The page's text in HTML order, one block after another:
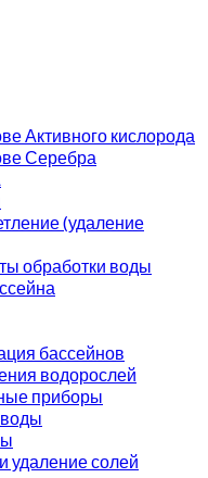
Активного кислорода
Серебра
(удаление
обработки воды
бассейнов
водорослей
приборы
удаление солей